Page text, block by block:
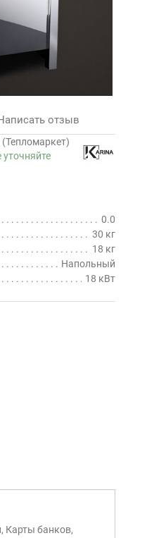
отзыв
уточняйте
0.0
30 кг
18 кг
Напольный
18 кВт
Карты банков,